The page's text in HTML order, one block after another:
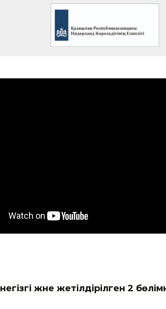
негізгі және жетілдірілген 2